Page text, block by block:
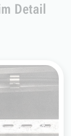
Detail